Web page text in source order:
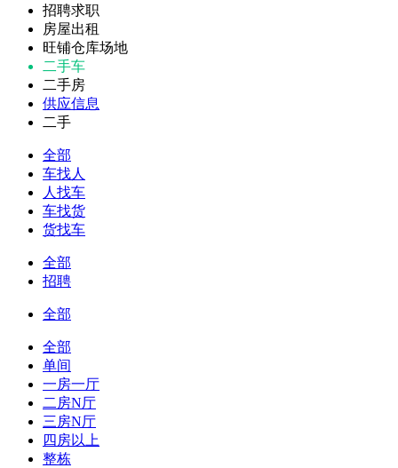
招聘求职
房屋出租
旺铺仓库场地
二手车
二手房
供应信息
二手
全部
车找人
人找车
车找货
货找车
全部
招聘
全部
全部
单间
一房一厅
二房N厅
三房N厅
四房以上
整栋